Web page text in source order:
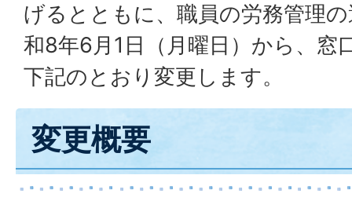
げるとともに、職員の労務管理
和8年6月1日（月曜日）から、窓
下記のとおり変更します。
変更概要